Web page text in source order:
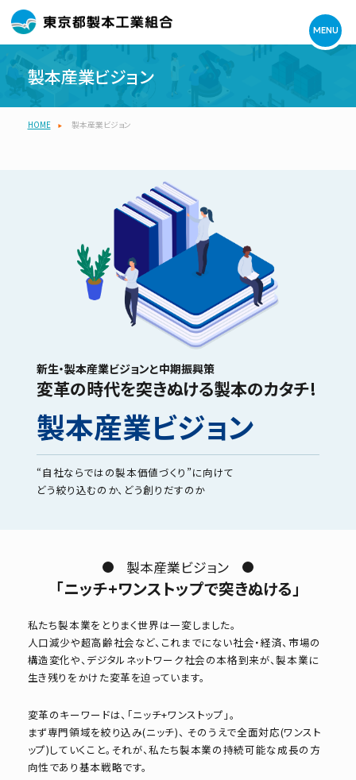
MENU
製本産業ビジョン
HOME 製本産業ビジョン
新生・製本産業ビジョンと中期振興策
変革の時代を突きぬける製本のカタチ!
製本産業ビジョン
“自社ならではの製本価値づくり”に向けて
どう絞り込むのか、どう創りだすのか
製本産業ビジョン
「ニッチ+ワンストップで突きぬける」
私たち製本業をとりまく世界は一変しました。
人口減少や超高齢社会など、これまでにない社会・経済、市場の
構造変化や、デジタルネットワーク社会の本格到来が、製本業に
生き残りをかけた変革を迫っています。
変革のキーワードは、「ニッチ+ワンストップ」。
まず専門領域を絞り込み(ニッチ)、 そのうえで全面対応(ワンスト
ップ)していくこと。それが、私たち製本業の持続可能な成長の方
向性であり基本戦略です。